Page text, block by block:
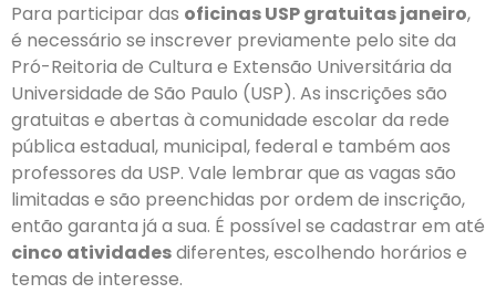
Para participar das oficinas USP gratuitas janeiro,
é necessário se inscrever previamente pelo site da
Pró-Reitoria de Cultura e Extensão Universitária da
Universidade de São Paulo (USP). As inscrições são
gratuitas e abertas à comunidade escolar da rede
pública estadual, municipal, federal e também aos
professores da USP. Vale lembrar que as vagas são
limitadas e são preenchidas por ordem de inscrição,
então garanta já a sua. É possível se cadastrar em até
cinco atividadesdiferentes, escolhendo horários e
temas de interesse.